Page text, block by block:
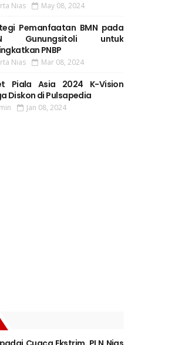
Nias May 08, 2024
Pemanfaatan BMN pada
Gunungsitoli untuk
PNBP
Nias Mar 08, 2024
Piala Asia 2024 K-Vision
Diskon di Pulsapedia
Jan 08, 2024